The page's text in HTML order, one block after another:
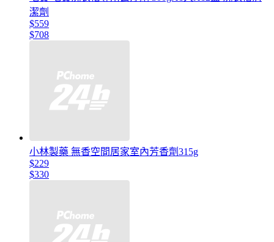
潔劑
$559
$708
小林製藥 無香空間居家室內芳香劑315g
$229
$330